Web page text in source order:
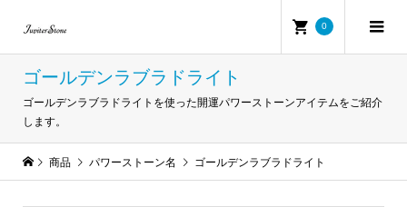
0
ゴールデンラブラドライト
ゴールデンラブラドライトを使った開運パワーストーンアイテムをご紹介
します。
商品 パワーストーン名 ゴールデンラブラドライト